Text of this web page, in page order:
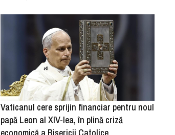
Vaticanul cere sprijin financiar pentru noul
papă Leon al XIV-lea, în plină criză